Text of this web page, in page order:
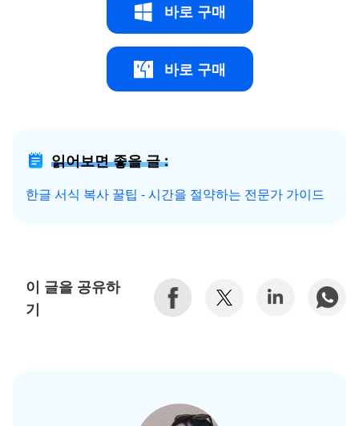
바로 구매
바로 구매
읽어보면 좋을 글 :
한글 서식 복사 꿀팁 - 시간을 절약하는 전문가 가이드
이 글을 공유하
기